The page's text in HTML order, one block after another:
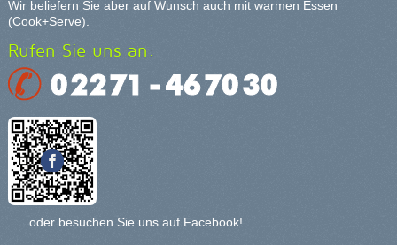
Wir beliefern Sie aber auf Wunsch auch mit warmen Essen
(Cook+Serve).
Rufen Sie uns an:
......oder besuchen Sie uns auf Facebook!